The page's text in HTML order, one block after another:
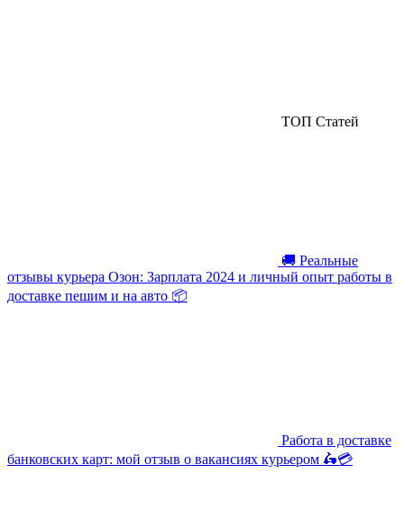
ТОП Статей
🚚 Реальные
отзывы курьера Озон: Зарплата 2024 и личный опыт работы в
доставке пешим и на авто 📦
Работа в доставке
банковских карт: мой отзыв о вакансиях курьером 🛵💳